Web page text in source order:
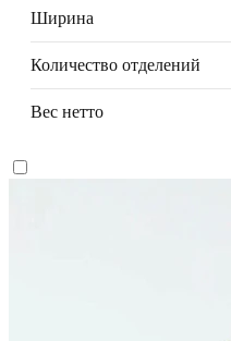
Ширина
Количество отделений
Вес нетто